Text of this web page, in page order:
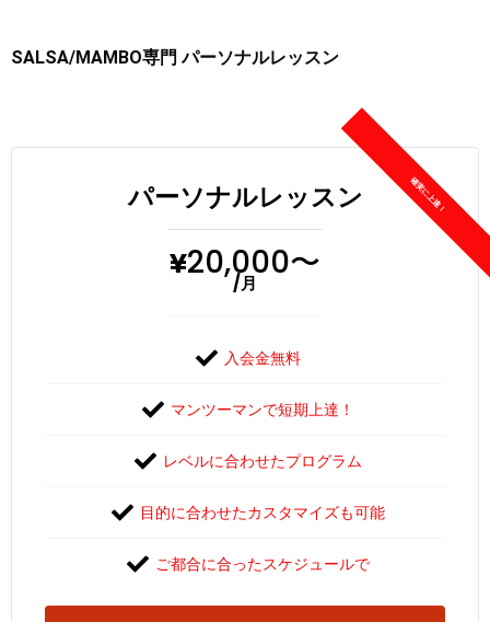
SALSA/MAMBO専門 パーソナルレッスン
パーソナルレッスン
¥20,000〜
/月
入会金無料
マンツーマンで短期上達！
レベルに合わせたプログラム
目的に合わせたカスタマイズも可能
ご都合に合ったスケジュールで